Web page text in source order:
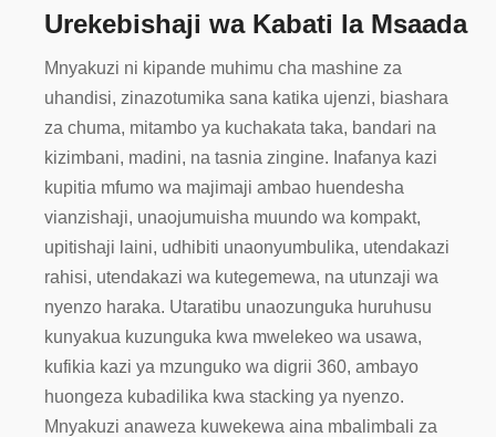
Urekebishaji wa Kabati la Msaada
Mnyakuzi ni kipande muhimu cha mashine za
uhandisi, zinazotumika sana katika ujenzi, biashara
za chuma, mitambo ya kuchakata taka, bandari na
kizimbani, madini, na tasnia zingine. Inafanya kazi
kupitia mfumo wa majimaji ambao huendesha
vianzishaji, unaojumuisha muundo wa kompakt,
upitishaji laini, udhibiti unaonyumbulika, utendakazi
rahisi, utendakazi wa kutegemewa, na utunzaji wa
nyenzo haraka. Utaratibu unaozunguka huruhusu
kunyakua kuzunguka kwa mwelekeo wa usawa,
kufikia kazi ya mzunguko wa digrii 360, ambayo
huongeza kubadilika kwa stacking ya nyenzo.
Mnyakuzi anaweza kuwekewa aina mbalimbali za